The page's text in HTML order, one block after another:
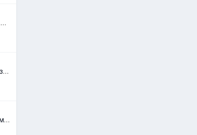
Клапана мембранные 1/2 DC24v
Резиновые уплотнители задних пневмо стоек
тесла х 2020 равен пневмоподвеска задний левый датчик уровня дорожного просвета